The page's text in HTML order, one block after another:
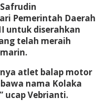
Pemerintah Daerah
untuk diserahkan
telah meraih
atlet balap motor
nama Kolaka
ucap Vebrianti.